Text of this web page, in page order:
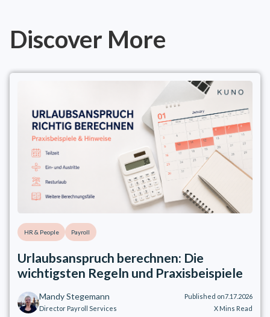
Discover More
HR & People Payroll
Urlaubsanspruch berechnen: Die
wichtigsten Regeln und Praxisbeispiele
Mandy Stegemann
Director Payroll Services
Published on7.17.2026
XMins Read